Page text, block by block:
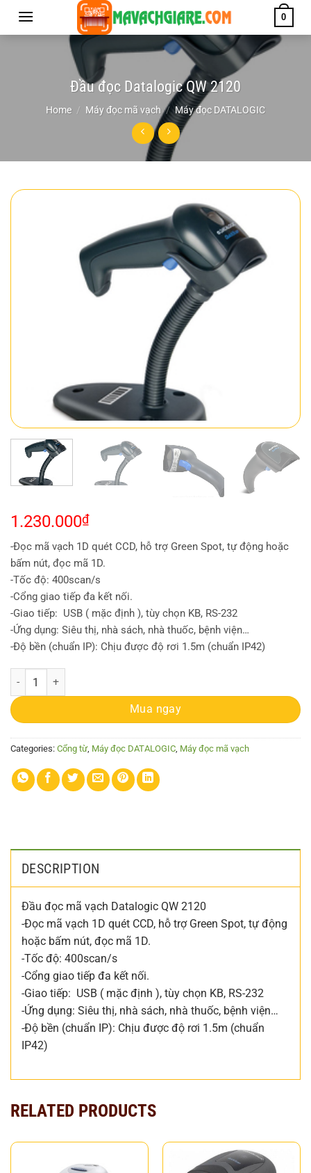
0
Đầu đọc Datalogic QW 2120
Home / Máy đọc mã vạch / Máy đọc DATALOGIC
1.230.000₫
-Đọc mã vạch 1D quét CCD, hỗ trợ Green Spot, tự động hoặc
bấm nút, đọc mã 1D.
-Tốc độ: 400scan/s
-Cổng giao tiếp đa kết nối.
-Giao tiếp: USB ( mặc định ), tùy chọn KB, RS-232
-Ứng dụng: Siêu thị, nhà sách, nhà thuốc, bệnh viện…
-Độ bền (chuẩn IP): Chịu được độ rơi 1.5m (chuẩn IP42)
Đầu đọc Datalogic QW 2120 quantity
Mua ngay
Categories: Cổng từ, Máy đọc DATALOGIC, Máy đọc mã vạch
DESCRIPTION
Đầu đọc mã vạch Datalogic QW 2120
-Đọc mã vạch 1D quét CCD, hỗ trợ Green Spot, tự động
hoặc bấm nút, đọc mã 1D.
-Tốc độ: 400scan/s
-Cổng giao tiếp đa kết nối.
-Giao tiếp: USB ( mặc định ), tùy chọn KB, RS-232
-Ứng dụng: Siêu thị, nhà sách, nhà thuốc, bệnh viện…
-Độ bền (chuẩn IP): Chịu được độ rơi 1.5m (chuẩn
IP42)
RELATED PRODUCTS